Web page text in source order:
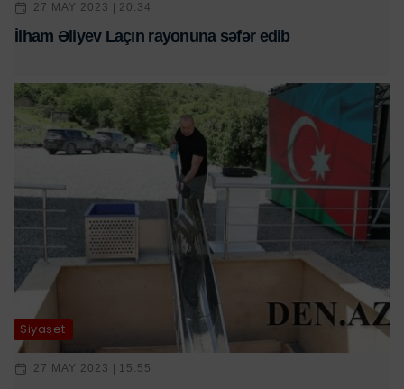
27 MAY 2023 | 20:34
İlham Əliyev Laçın rayonuna səfər edib
Siyasət
27 MAY 2023 | 15:55